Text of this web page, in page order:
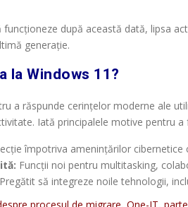
după această dată, lipsa
generație.
la Windows 11?
a răspunde cerințelor moderne ale
Iată principalele motive pentru a
împotriva amenințărilor
Funcții noi pentru multitasking,
Pregătit să integreze noile tehnologii,
procesul de migrare, One-IT,